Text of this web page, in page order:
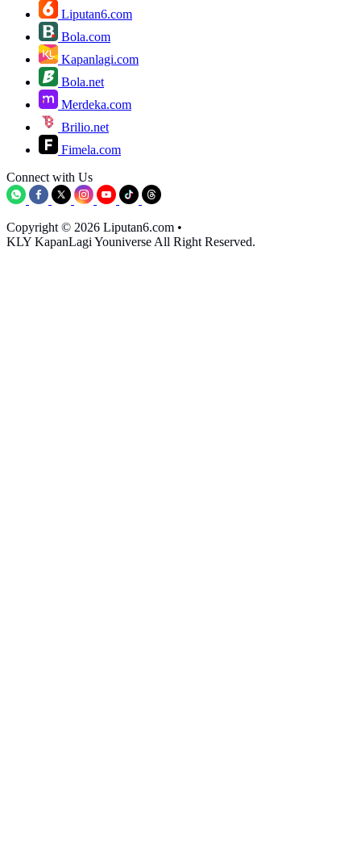
Liputan6.com
Bola.com
Kapanlagi.com
Bola.net
Merdeka.com
Brilio.net
Fimela.com
Connect with Us
Copyright © 2026 Liputan6.com •
KLY KapanLagi Youniverse All Right Reserved.